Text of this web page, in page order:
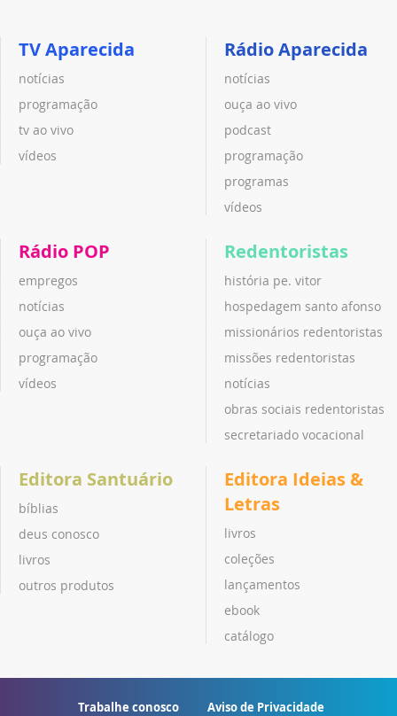
TV Aparecida
notícias
programação
tv ao vivo
vídeos
Rádio Aparecida
notícias
ouça ao vivo
podcast
programação
programas
vídeos
Rádio POP
empregos
notícias
ouça ao vivo
programação
vídeos
Redentoristas
história pe. vitor
hospedagem santo afonso
missionários redentoristas
missões redentoristas
notícias
obras sociais redentoristas
secretariado vocacional
Editora Santuário
bíblias
deus conosco
livros
outros produtos
Editora Ideias &
Letras
livros
coleções
lançamentos
ebook
catálogo
Trabalhe conosco Aviso de Privacidade